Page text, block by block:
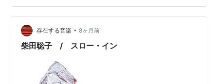
この商品を含むブログを見る
(収録)
らいサボってしまったが、私の私による私のための2025
年の曲、ベスト5をリハビリがてら書く。 ５
位.Shelly「Cross Your Mind」 youtu.be クレイロを中心
に結成されたバン…
存在する音楽 • 8ヶ月前
柴田聡子 / スロー・イン